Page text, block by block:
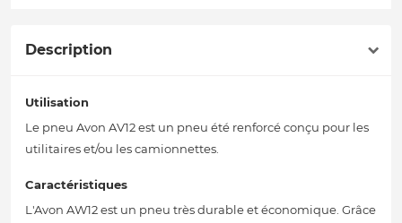
Description
Utilisation
Le pneu Avon AV12 est un pneu été renforcé conçu pour les
utilitaires et/ou les camionnettes.
Caractéristiques
L'Avon AW12 est un pneu très durable et économique. Grâce